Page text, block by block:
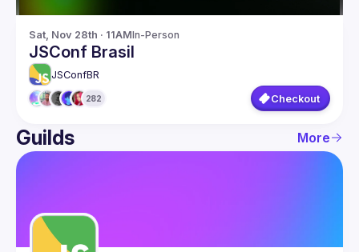
Sat, Nov 28th · 11AMIn-Person
JSConf Brasil
JSConfBR
282 Checkout
Guilds More